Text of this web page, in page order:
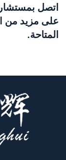
اتصل
على مزيد من
المتاحة.